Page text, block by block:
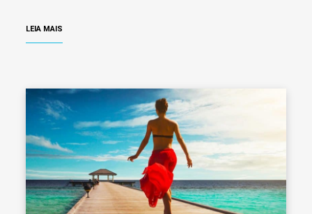
LEIA MAIS